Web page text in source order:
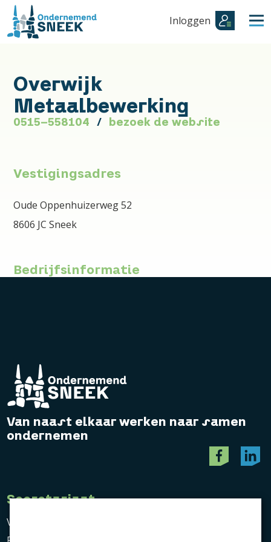
Inloggen
Overwijk
Metaalbewerking
0515-558104 bezoek de website
Vestigingsadres
Oude Oppenhuizerweg 52
8606 JC Sneek
Bedrijfsinformatie
Van naast elkaar werken naar samen
ondernemen
Secretariaat
Vereniging Ondernemend Sneek